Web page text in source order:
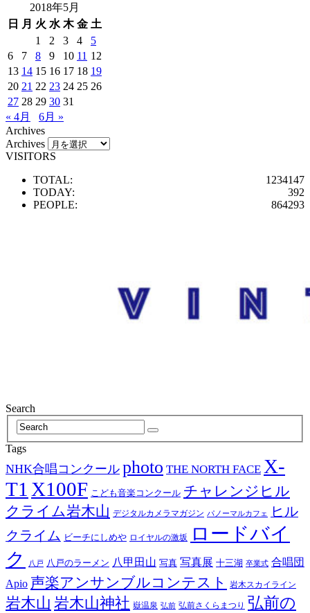
2018年5月
日
月 火 水 木 金 土
1
2 3 4
5
6
7 8 9 10 11 12
13 14 15 16 17 18 19
20 21 22 23 24 25 26
27 28 29 30 31
« 4月
6月 »
Archives
Archives
VISITORS
1234147
TOTAL:
392
TODAY:
864293
PEOPLE:
Search
Tags
NHK合唱コンクール photo THE NORTH FACE X-
T1X100F こども音楽コンクール チャレンジヒル
クライム岩木山 デジタルカメラマガジン パノーマルカフェ
ヒル
クライム ビーチにしめや ロイヤルの激坂
ロードバイ
ク
八戸 八戸のラーメン 八甲田山 写真 写真展 十三湖 卒業式 合唱団
Apio 声楽アンサンブルコンテスト 岩木スカイライン
岩木山 岩木山神社 嶽温泉 弘前 弘前さくらまつり 弘前の